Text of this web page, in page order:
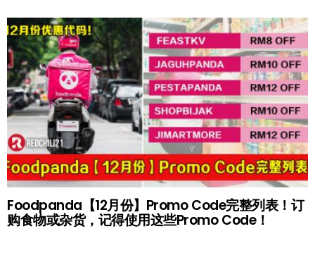
Foodpanda【12月份】Promo Code完整列表！订
购食物或杂货，记得使用这些Promo Code！